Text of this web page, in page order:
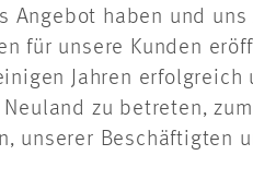
Angebot haben und
für unsere Kunden
Jahren erfolgreich
zu betreten,
unserer Beschäftigten